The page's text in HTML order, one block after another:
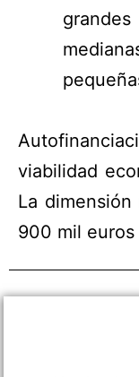
viabilidad
La
900 mil